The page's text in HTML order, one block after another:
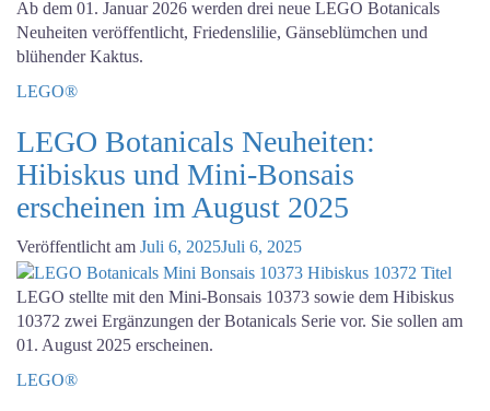
Ab dem 01. Januar 2026 werden drei neue LEGO Botanicals
Neuheiten veröffentlicht, Friedenslilie, Gänseblümchen und
blühender Kaktus.
LEGO®
LEGO Botanicals Neuheiten:
Hibiskus und Mini-Bonsais
erscheinen im August 2025
Veröffentlicht am Juli 6, 2025Juli 6, 2025
LEGO stellte mit den Mini-Bonsais 10373 sowie dem Hibiskus
10372 zwei Ergänzungen der Botanicals Serie vor. Sie sollen am
01. August 2025 erscheinen.
LEGO®